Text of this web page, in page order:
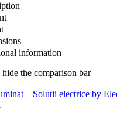
information
the comparison bar